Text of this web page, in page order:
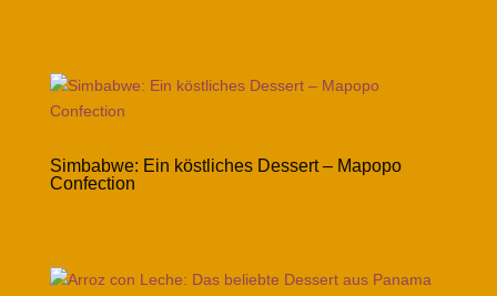
Simbabwe: Ein köstliches Dessert – Mapopo
Confection